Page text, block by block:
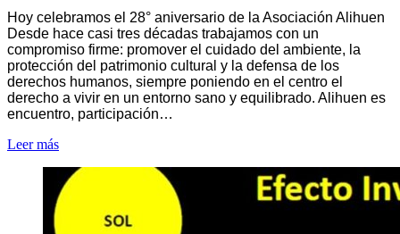
Hoy celebramos el 28° aniversario de la Asociación Alihuen
Desde hace casi tres décadas trabajamos con un
compromiso firme: promover el cuidado del ambiente, la
protección del patrimonio cultural y la defensa de los
derechos humanos, siempre poniendo en el centro el
derecho a vivir en un entorno sano y equilibrado. Alihuen es
encuentro, participación…
Leer más